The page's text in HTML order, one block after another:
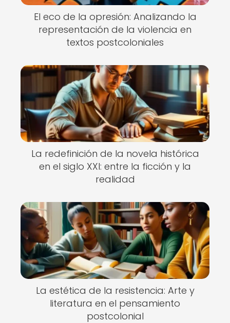
El eco de la opresión: Analizando la
representación de la violencia en
textos postcoloniales
La redefinición de la novela histórica
en el siglo XXI: entre la ficción y la
realidad
La estética de la resistencia: Arte y
literatura en el pensamiento
postcolonial